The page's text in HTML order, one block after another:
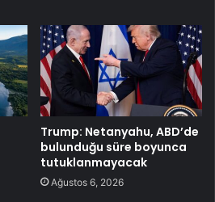
Trump: Netanyahu, ABD’de
bulunduğu süre boyunca
tutuklanmayacak
Ağustos 6, 2026